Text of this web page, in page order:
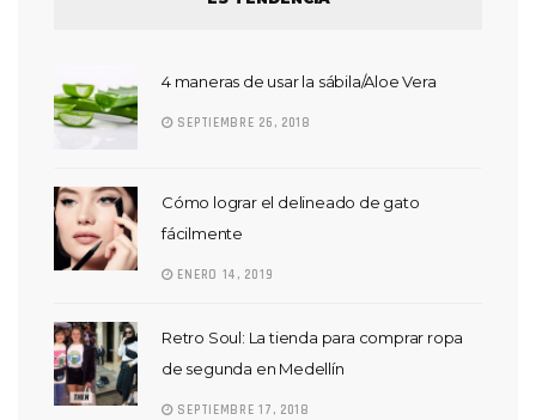
4 maneras de usar la sábila/Aloe Vera
SEPTIEMBRE 26, 2018
Cómo lograr el delineado de gato
fácilmente
ENERO 14, 2019
Retro Soul: La tienda para comprar ropa
de segunda en Medellín
SEPTIEMBRE 17, 2018